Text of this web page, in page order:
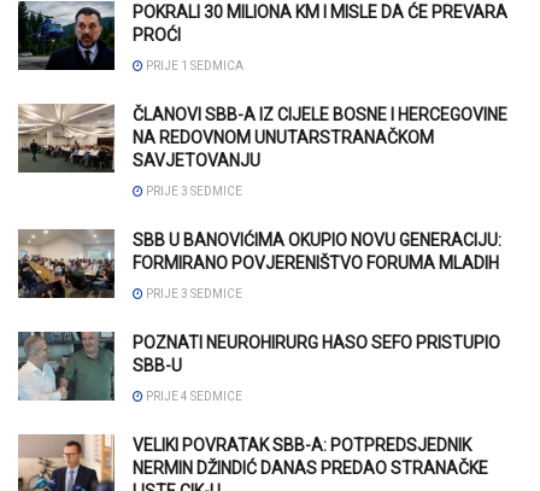
POKRALI 30 MILIONA KM I MISLE DA ĆE PREVARA
PROĆI
PRIJE 1 SEDMICA
ČLANOVI SBB-A IZ CIJELE BOSNE I HERCEGOVINE
NA REDOVNOM UNUTARSTRANAČKOM
SAVJETOVANJU
PRIJE 3 SEDMICE
SBB U BANOVIĆIMA OKUPIO NOVU GENERACIJU:
FORMIRANO POVJERENIŠTVO FORUMA MLADIH
PRIJE 3 SEDMICE
POZNATI NEUROHIRURG HASO SEFO PRISTUPIO
SBB-U
PRIJE 4 SEDMICE
VELIKI POVRATAK SBB-A: POTPREDSJEDNIK
NERMIN DŽINDIĆ DANAS PREDAO STRANAČKE